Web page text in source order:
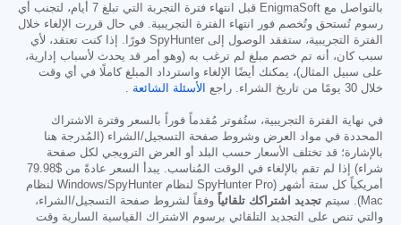
بالتواصل مع EnigmaSoft قبل انتهاء فترة التجربة التي تبلغ 7 أيام، لتجنب أي
رسوم تُستحق وتُخصم فور انتهاء الفترة التجريبية. في حال قررت الإلغاء خلال
الفترة التجريبية، ستفقد الوصول إلى SpyHunter فورًا. إذا كنت تعتقد، لأي
سبب كان، أنه تم خصم مبلغ لم ترغب به (وهو أمر قد يحدث لأسباب إدارية،
على سبيل المثال)، يمكنك أيضًا الإلغاء واسترداد المبلغ كاملًا في أي وقت
خلال 30 يومًا من تاريخ الشراء. راجع
الأسئلة الشائعة .
في نهاية الفترة التجريبية، ستُفوتر مُقدماً فوراً بالسعر وفترة الاشتراك
المحددة في مواد العرض وشروط صفحة التسجيل/الشراء (المُدرجة هنا
بالإشارة؛ قد تختلف الأسعار حسب البلد أو العرض الترويجي لكل صفحة
شراء) إذا لم تقم بالإلغاء في الوقت المُناسب. يبدأ السعر عادةً من $79.98
أمريكياً كل ستة أشهر (SpyHunter Pro لنظام Windows/SpyHunter لنظام
Mac). سيتم
تجديد اشتراكك تلقائياً وفقاً لشروط صفحة التسجيل/الشراء،
والتي تنص على التجديد التلقائي برسوم الاشتراك القياسية السارية وقت